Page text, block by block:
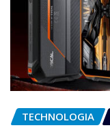
TECHNOLOGIA